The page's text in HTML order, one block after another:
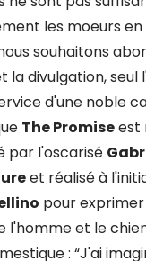
les moeurs
souhaitons
la divulgation,
d'une noble
The Promiseest
par l'oscarisé
et réalisé à
pour
l'homme et le
: “J'ai